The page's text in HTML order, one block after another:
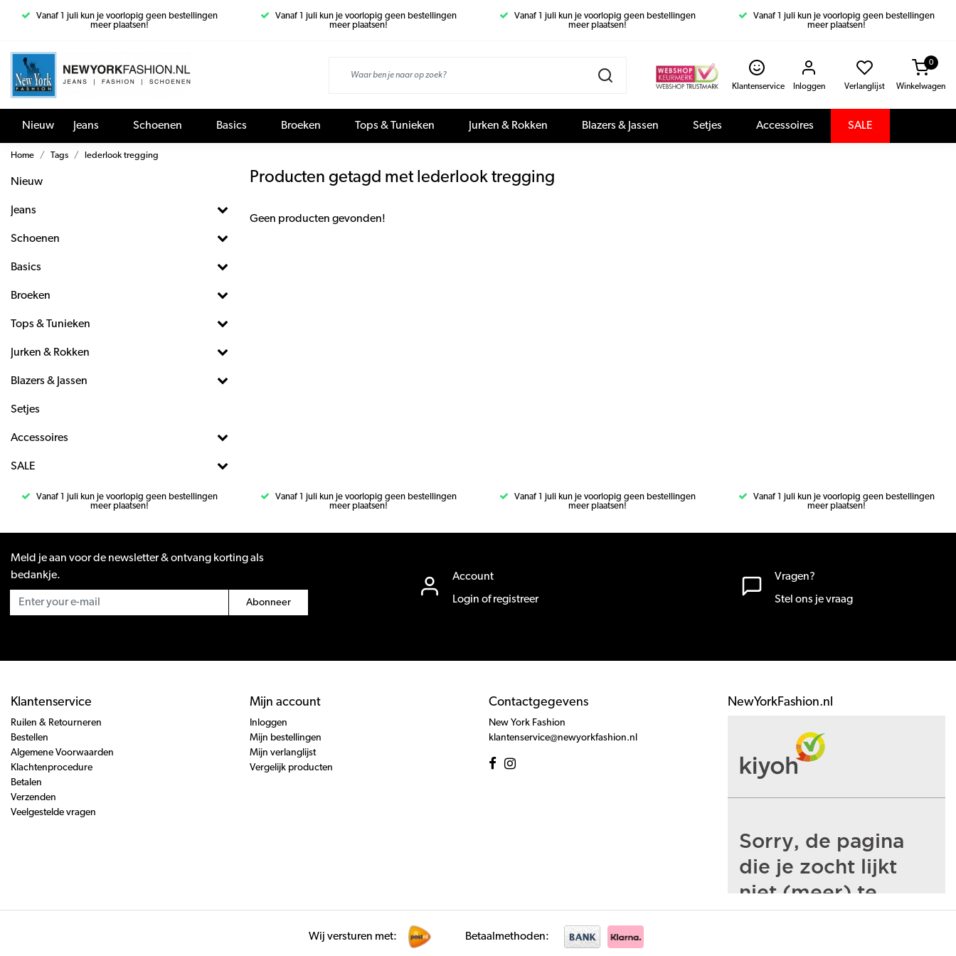
Vanaf 1 juli kun je voorlopig geen bestellingen
meer plaatsen!
Vanaf 1 juli kun je voorlopig geen bestellingen
meer plaatsen!
Vanaf 1 juli kun je voorlopig geen bestellingen
meer plaatsen!
Vanaf 1 juli kun je voorlopig geen bestellingen
meer plaatsen!
Klantenservice Inloggen Verlanglijst Winkelwagen
0
Nieuw Jeans Schoenen Basics Broeken Tops & Tunieken Jurken & Rokken Blazers & Jassen Setjes Accessoires SALE
Home Tags lederlook tregging
Nieuw
Jeans
Schoenen
Basics
Broeken
Tops & Tunieken
Jurken & Rokken
Blazers & Jassen
Setjes
Accessoires
SALE
Producten getagd met lederlook tregging
Geen producten gevonden!
Vanaf 1 juli kun je voorlopig geen bestellingen
meer plaatsen!
Vanaf 1 juli kun je voorlopig geen bestellingen
meer plaatsen!
Vanaf 1 juli kun je voorlopig geen bestellingen
meer plaatsen!
Vanaf 1 juli kun je voorlopig geen bestellingen
meer plaatsen!
Meld je aan voor de newsletter & ontvang korting als
bedankje.
Abonneer
Account
Login of registreer
Vragen?
Stel ons je vraag
Klantenservice
Ruilen & Retourneren
Bestellen
Algemene Voorwaarden
Klachtenprocedure
Betalen
Verzenden
Veelgestelde vragen
Mijn account
Inloggen
Mijn bestellingen
Mijn verlanglijst
Vergelijk producten
Contactgegevens
New York Fashion
klantenservice@newyorkfashion.nl
NewYorkFashion.nl
Wij versturen met: Betaalmethoden: